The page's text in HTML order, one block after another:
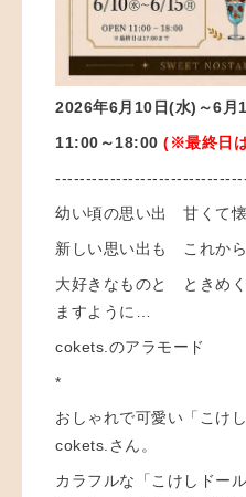
2026年6月10日(水)～6月
11:00～18:00 (※最終日
幼い頃の思い出 甘くて
新しい思い出も これか
大好きなものと ときめ
ますように…
cokets.のアラモード
*
おしゃれで可愛い「こけ
cokets.さん。
カラフルな「こけしドー